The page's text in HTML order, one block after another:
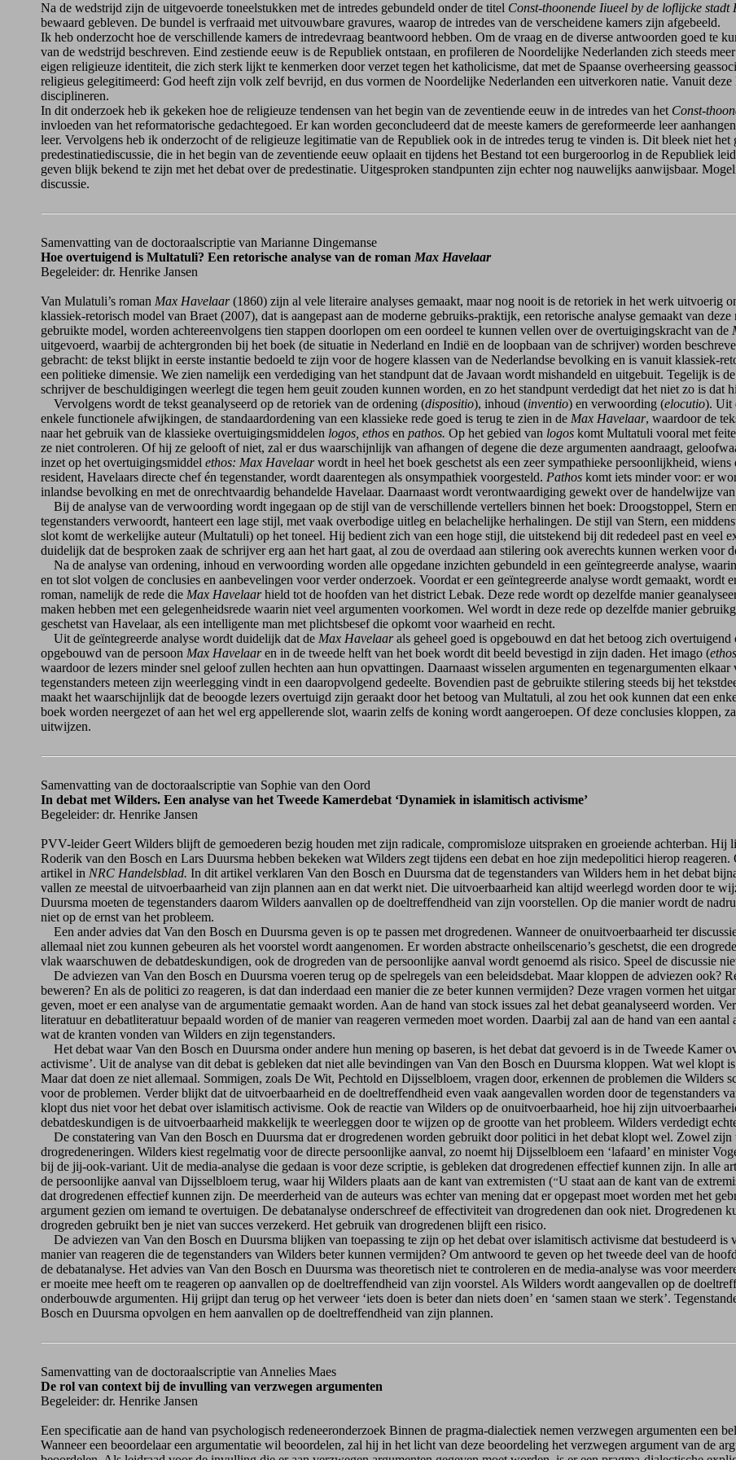
Na de wedstrijd zijn de uitgevoerde toneelstukken met de intredes gebundeld onder de titel Const-thoonende Iiueel by de loflijcke stadt
bewaard gebleven. De bundel is verfraaid met uitvouwbare gravures, waarop de intredes van de verscheidene kamers zijn afgebeeld.
Ik heb onderzocht hoe de verschillende kamers de intredevraag beantwoord hebben. Om de vraag en de diverse antwoorden goed te
van de wedstrijd beschreven. Eind zestiende eeuw is de Republiek ontstaan, en profileren de Noordelijke Nederlanden zich steeds
eigen religieuze identiteit, die zich sterk lijkt te kenmerken door verzet tegen het katholicisme, dat met de Spaanse overheersing
religieus gelegitimeerd: God heeft zijn volk zelf bevrijd, en dus vormen de Noordelijke Nederlanden een uitverkoren natie. Vanuit
disciplineren.
In dit onderzoek heb ik gekeken hoe de religieuze tendensen van het begin van de zeventiende eeuw in de intredes van het Const-
invloeden van het reformatorische gedachtegoed. Er kan worden geconcludeerd dat de meeste kamers de gereformeerde leer
leer. Vervolgens heb ik onderzocht of de religieuze legitimatie van de Republiek ook in de intredes terug te vinden is. Dit bleek niet
predestinatiediscussie, die in het begin van de zeventiende eeuw oplaait en tijdens het Bestand tot een burgeroorlog in de Republiek
geven blijk bekend te zijn met het debat over de predestinatie. Uitgesproken standpunten zijn echter nog nauwelijks aanwijsbaar.
discussie.
Samenvatting van de doctoraalscriptie van Marianne Dingemanse
Hoe overtuigend is Multatuli? Een retorische analyse van de roman Max Havelaar
Begeleider: dr. Henrike Jansen
Van Mulatuli’s roman Max Havelaar(1860) zijn al vele literaire analyses gemaakt, maar nog nooit is de retoriek in het werk uitvoerig
klassiek-retorisch model van Braet (2007), dat is aangepast aan de moderne gebruiks-praktijk, een retorische analyse gemaakt van
gebruikte model, worden achtereenvolgens tien stappen doorlopen om een oordeel te kunnen vellen over de overtuigingskracht van de
uitgevoerd, waarbij de achtergronden bij het boek (de situatie in Nederland en Indië en de loopbaan van de schrijver) worden
gebracht: de tekst blijkt in eerste instantie bedoeld te zijn voor de hogere klassen van de Nederlandse bevolking en is vanuit klassiek-
een politieke dimensie. We zien namelijk een verdediging van het standpunt dat de Javaan wordt mishandeld en uitgebuit. Tegelijk is
schrijver de beschuldigingen weerlegt die tegen hem geuit zouden kunnen worden, en zo het standpunt verdedigt dat het niet zo is dat
Vervolgens wordt de tekst geanalyseerd op de retoriek van de ordening (dispositio), inhoud (inventio) en verwoording (elocutio). Uit
enkele functionele afwijkingen, de standaardordening van een klassieke rede goed is terug te zien in de Max Havelaar, waardoor de
naar het gebruik van de klassieke overtuigingsmiddelen logos, ethos en pathos. Op het gebied van logos komt Multatuli vooral met
ze niet controleren. Of hij ze gelooft of niet, zal er dus waarschijnlijk van afhangen of degene die deze argumenten aandraagt,
inzet op het overtuigingsmiddel ethos: Max Havelaarwordt in heel het boek geschetst als een zeer sympathieke persoonlijkheid,
resident, Havelaars directe chef én tegenstander, wordt daarentegen als onsympathiek voorgesteld. Pathos komt iets minder voor: er
inlandse bevolking en met de onrechtvaardig behandelde Havelaar. Daarnaast wordt verontwaardiging gewekt over de handelwijze van
Bij de analyse van de verwoording wordt ingegaan op de stijl van de verschillende vertellers binnen het boek: Droogstoppel, Stern
tegenstanders verwoordt, hanteert een lage stijl, met vaak overbodige uitleg en belachelijke herhalingen. De stijl van Stern, een
slot komt de werkelijke auteur (Multatuli) op het toneel. Hij bedient zich van een hoge stijl, die uitstekend bij dit rededeel past en veel
duidelijk dat de besproken zaak de schrijver erg aan het hart gaat, al zou de overdaad aan stilering ook averechts kunnen werken voor
Na de analyse van ordening, inhoud en verwoording worden alle opgedane inzichten gebundeld in een geïntegreerde analyse,
en tot slot volgen de conclusies en aanbevelingen voor verder onderzoek. Voordat er een geïntegreerde analyse wordt gemaakt, wordt
roman, namelijk de rede die Max Havelaarhield tot de hoofden van het district Lebak. Deze rede wordt op dezelfde manier
maken hebben met een gelegenheidsrede waarin niet veel argumenten voorkomen. Wel wordt in deze rede op dezelfde manier
geschetst van Havelaar, als een intelligente man met plichtsbesef die opkomt voor waarheid en recht.
Uit de geïntegreerde analyse wordt duidelijk dat de Max Havelaarals geheel goed is opgebouwd en dat het betoog zich
opgebouwd van de persoon Max Havelaaren in de tweede helft van het boek wordt dit beeld bevestigd in zijn daden. Het imago (ethos
waardoor de lezers minder snel geloof zullen hechten aan hun opvattingen. Daarnaast wisselen argumenten en tegenargumenten
tegenstanders meteen zijn weerlegging vindt in een daaropvolgend gedeelte. Bovendien past de gebruikte stilering steeds bij het
maakt het waarschijnlijk dat de beoogde lezers overtuigd zijn geraakt door het betoog van Multatuli, al zou het ook kunnen dat een
boek worden neergezet of aan het wel erg appellerende slot, waarin zelfs de koning wordt aangeroepen. Of deze conclusies kloppen,
uitwijzen.
Samenvatting van de doctoraalscriptie van Sophie van den Oord
In debat met Wilders. Een analyse van het Tweede Kamerdebat ‘Dynamiek in islamitisch activisme’
Begeleider: dr. Henrike Jansen
PVV-leider Geert Wilders blijft de gemoederen bezig houden met zijn radicale, compromisloze uitspraken en groeiende achterban. Hij
Roderik van den Bosch en Lars Duursma hebben bekeken wat Wilders zegt tijdens een debat en hoe zijn medepolitici hierop
artikel in NRC Handelsblad. In dit artikel verklaren Van den Bosch en Duursma dat de tegenstanders van Wilders hem in het debat
vallen ze meestal de uitvoerbaarheid van zijn plannen aan en dat werkt niet. Die uitvoerbaarheid kan altijd weerlegd worden door te
Duursma moeten de tegenstanders daarom Wilders aanvallen op de doeltreffendheid van zijn voorstellen. Op die manier wordt de
niet op de ernst van het probleem.
Een ander advies dat Van den Bosch en Duursma geven is op te passen met drogredenen. Wanneer de onuitvoerbaarheid ter
allemaal niet zou kunnen gebeuren als het voorstel wordt aangenomen. Er worden abstracte onheilscenario’s geschetst, die een
vlak waarschuwen de debatdeskundigen, ook de drogreden van de persoonlijke aanval wordt genoemd als risico. Speel de discussie
De adviezen van Van den Bosch en Duursma voeren terug op de spelregels van een beleidsdebat. Maar kloppen de adviezen ook?
beweren? En als de politici zo reageren, is dat dan inderdaad een manier die ze beter kunnen vermijden? Deze vragen vormen het
geven, moet er een analyse van de argumentatie gemaakt worden. Aan de hand van stock issues zal het debat geanalyseerd worden.
literatuur en debatliteratuur bepaald worden of de manier van reageren vermeden moet worden. Daarbij zal aan de hand van een
wat de kranten vonden van Wilders en zijn tegenstanders.
Het debat waar Van den Bosch en Duursma onder andere hun mening op baseren, is het debat dat gevoerd is in de Tweede Kamer
activisme’. Uit de analyse van dit debat is gebleken dat niet alle bevindingen van Van den Bosch en Duursma kloppen. Wat wel klopt
Maar dat doen ze niet allemaal. Sommigen, zoals De Wit, Pechtold en Dijsselbloem, vragen door, erkennen de problemen die Wilders
voor de problemen. Verder blijkt dat de uitvoerbaarheid en de doeltreffendheid even vaak aangevallen worden door de tegenstanders
klopt dus niet voor het debat over islamitisch activisme. Ook de reactie van Wilders op de onuitvoerbaarheid, hoe hij zijn
debatdeskundigen is de uitvoerbaarheid makkelijk te weerleggen door te wijzen op de grootte van het probleem. Wilders verdedigt
De constatering van Van den Bosch en Duursma dat er drogredenen worden gebruikt door politici in het debat klopt wel. Zowel zijn
drogredeneringen. Wilders kiest regelmatig voor de directe persoonlijke aanval, zo noemt hij Dijsselbloem een ‘lafaard’ en minister
bij de jij-ook-variant. Uit de media-analyse die gedaan is voor deze scriptie, is gebleken dat drogredenen effectief kunnen zijn. In alle
de persoonlijke aanval van Dijsselbloem terug, waar hij Wilders plaats aan de kant van extremisten (‘‘U staat aan de kant van de
dat drogredenen effectief kunnen zijn. De meerderheid van de auteurs was echter van mening dat er opgepast moet worden met het
argument gezien om iemand te overtuigen. De debatanalyse onderschreef de effectiviteit van drogredenen dan ook niet. Drogredenen
drogreden gebruikt ben je niet van succes verzekerd. Het gebruik van drogredenen blijft een risico.
De adviezen van Van den Bosch en Duursma blijken van toepassing te zijn op het debat over islamitisch activisme dat bestudeerd is
manier van reageren die de tegenstanders van Wilders beter kunnen vermijden? Om antwoord te geven op het tweede deel van de
de debatanalyse. Het advies van Van den Bosch en Duursma was theoretisch niet te controleren en de media-analyse was voor
er moeite mee heeft om te reageren op aanvallen op de doeltreffendheid van zijn voorstel. Als Wilders wordt aangevallen op de
onderbouwde argumenten. Hij grijpt dan terug op het verweer ‘iets doen is beter dan niets doen’ en ‘samen staan we sterk’.
Bosch en Duursma opvolgen en hem aanvallen op de doeltreffendheid van zijn plannen.
Samenvatting van de doctoraalscriptie van Annelies Maes
De rol van context bij de invulling van verzwegen argumenten
Begeleider: dr. Henrike Jansen
Een specificatie aan de hand van psychologisch redeneeronderzoek Binnen de pragma-dialectiek nemen verzwegen argumenten een
Wanneer een beoordelaar een argumentatie wil beoordelen, zal hij in het licht van deze beoordeling het verzwegen argument van de